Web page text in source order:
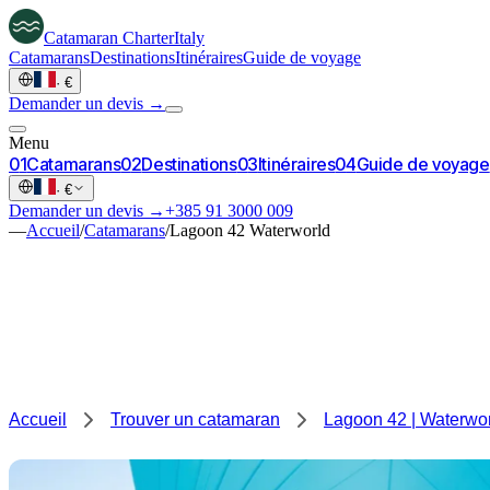
Catamaran CharterItaly
CatamaransDestinationsItinérairesGuide de voyage
· €
Demander un devis →
Menu
01Catamarans02Destinations03Itinéraires04Guide de voyage
· €
Demander un devis →+385 91 3000 009
—Accueil/Catamarans/Lagoon 42 Waterworld
Accueil Trouver un catamaran Lagoon 42 |